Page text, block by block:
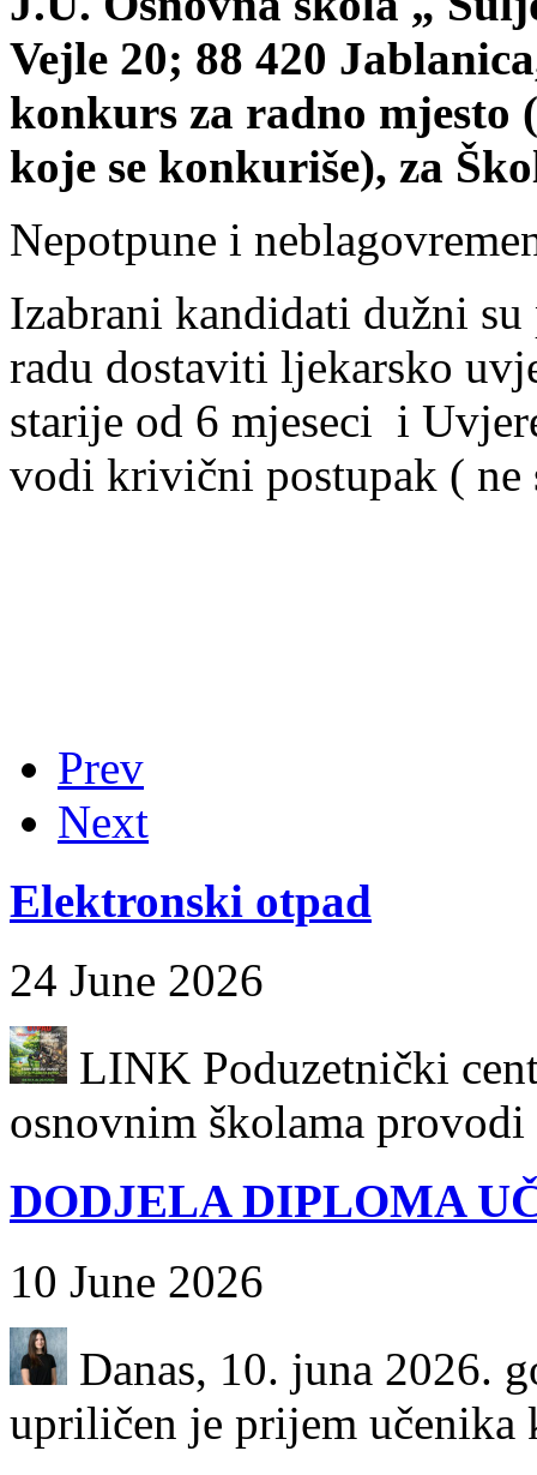
Vejle 20; 88 420
konkurs za radno mjesto
koje se konkuriše), za
Nepotpune i
Izabrani kandidati dužni
radu dostaviti ljekarsko
starije od 6 mjeseci i
vodi krivični postupak ( ne
Prev
Next
Elektronski otpad
24 June 2026
LINK Poduzetnički
osnovnim školama
DODJELA DIPLOMA
10 June 2026
Danas, 10. juna 2026.
upriličen je prijem učenika